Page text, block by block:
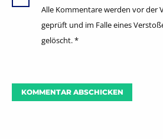
Alle Kommentare werden vor der
geprüft und im Falle eines
gelöscht.*